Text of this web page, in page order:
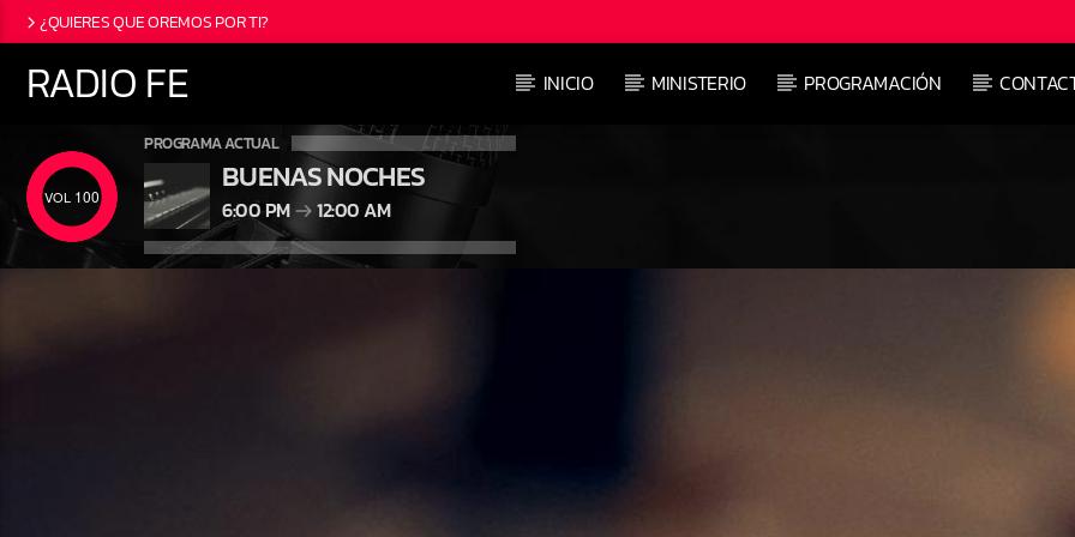
¿QUIERES QUE OREMOS POR TI?
RADIO FE INICIO MINISTERIO PROGRAMACIÓN
100
PROGRAMA ACTUAL
BUENAS NOCHES
6:00 PM 12:00 AM